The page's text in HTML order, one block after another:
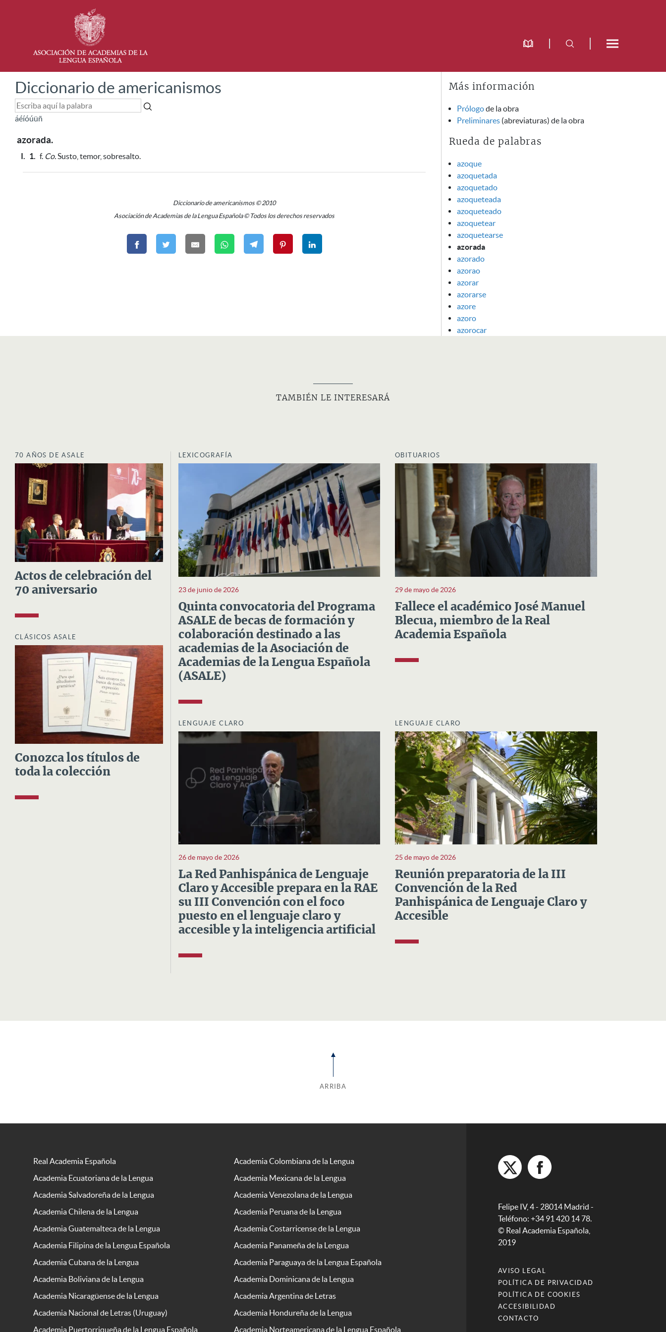
Diccionario de americanismos
áéíóúüñ
azorada.
I. 1. f. Co.Susto, temor, sobresalto.
Diccionario de americanismos © 2010
Asociación de Academias de la Lengua Española © Todos los derechos reservados
Más información
Prólogode la obra
Preliminares (abreviaturas) de la obra
Rueda de palabras
azoque
azoquetada
azoquetado
azoqueteada
azoqueteado
azoquetear
azoquetearse
azorada
azorado
azorao
azorar
azorarse
azore
azoro
azorocar
TAMBIÉN LE INTERESARÁ
70 AÑOS DE ASALE
Actos de celebración del
70 aniversario
CLÁSICOS ASALE
Conozca los títulos de
toda la colección
LEXICOGRAFÍA
23 de junio de 2026
Quinta convocatoria del Programa
ASALE de becas de formación y
colaboración destinado a las
academias de la Asociación de
Academias de la Lengua Española
(ASALE)
OBITUARIOS
29 de mayo de 2026
Fallece el académico José Manuel
Blecua, miembro de la Real
Academia Española
LENGUAJE CLARO
26 de mayo de 2026
La Red Panhispánica de Lenguaje
Claro y Accesible prepara en la RAE
su III Convención con el foco
puesto en el lenguaje claro y
accesible y la inteligencia artificial
LENGUAJE CLARO
25 de mayo de 2026
Reunión preparatoria de la III
Convención de la Red
Panhispánica de Lenguaje Claro y
Accesible
ARRIBA
Real Academia Española
Academia Colombiana de la Lengua
Academia Ecuatoriana de la Lengua
Academia Mexicana de la Lengua
Academia Salvadoreña de la Lengua
Academia Venezolana de la Lengua
Academia Chilena de la Lengua
Academia Peruana de la Lengua
Academia Guatemalteca de la Lengua
Academia Costarricense de la Lengua
Academia Filipina de la Lengua Española
Academia Panameña de la Lengua
Academia Cubana de la Lengua
Academia Paraguaya de la Lengua Española
Academia Boliviana de la Lengua
Academia Dominicana de la Lengua
Academia Nicaragüense de la Lengua
Academia Argentina de Letras
Academia Nacional de Letras (Uruguay)
Academia Hondureña de la Lengua
Academia Puertorriqueña de la Lengua Española
Academia Norteamericana de la Lengua Española
Felipe IV, 4 - 28014 Madrid -
Teléfono: +34 91 420 14 78.
© Real Academia Española,
2019
AVISO LEGAL
POLÍTICA DE PRIVACIDAD
POLÍTICA DE COOKIES
ACCESIBILIDAD
CONTACTO